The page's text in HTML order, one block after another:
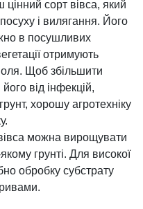
цінний сорт вівса, який
і вилягання. Його
в посушливих
отримують
Щоб збільшити
від інфекцій,
хорошу агротехніку
можна вирощувати
грунті. Для високої
обробку субстрату